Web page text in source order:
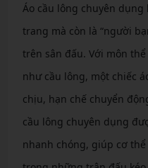
Áo cầu lông chuyên
trang mà còn là “người
trên sân đấu. Với môn
như cầu lông, một chiếc
chịu, hạn chế chuyển
cầu lông chuyên dụng
nhanh chóng, giúp cơ